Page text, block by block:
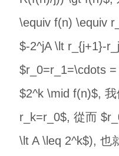
\equiv f(n) \equiv
$-2^jA \lt r_{j+1}-
$r_0=r_1=\cdots
$2^k \mid f(n)$,
r_k=r_0$, 從而
\lt A \leq 2^k$), 也